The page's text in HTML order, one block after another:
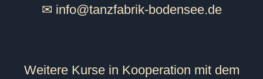
✉ info@tanzfabrik-bodensee.de
Weitere Kurse in Kooperation mit dem